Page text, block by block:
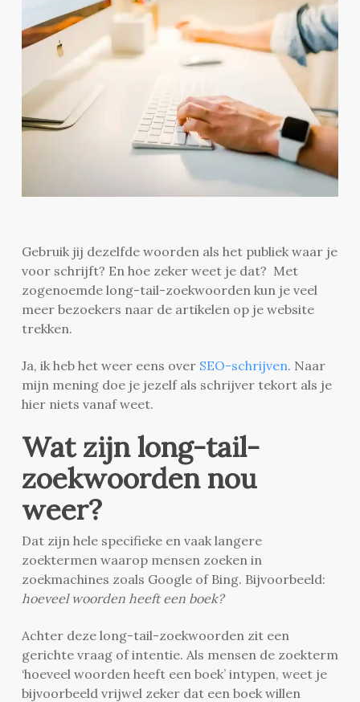
Gebruik jij dezelfde woorden als het publiek waar je
voor schrijft? En hoe zeker weet je dat? Met
zogenoemde long-tail-zoekwoorden kun je veel
meer bezoekers naar de artikelen op je website
trekken.
Ja, ik heb het weer eens over SEO-schrijven. Naar
mijn mening doe je jezelf als schrijver tekort als je
hier niets vanaf weet.
Wat zijn long-tail-
zoekwoorden nou
weer?
Dat zijn hele specifieke en vaak langere
zoektermen waarop mensen zoeken in
zoekmachines zoals Google of Bing. Bijvoorbeeld:
hoeveel woorden heeft een boek?
Achter deze long-tail-zoekwoorden zit een
gerichte vraag of intentie. Als mensen de zoekterm
‘hoeveel woorden heeft een boek’ intypen, weet je
bijvoorbeeld vrijwel zeker dat een boek willen